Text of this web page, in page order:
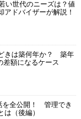
い世代のニーズは？値
ドバイザーが解説！
きは築何年か？ 築年
差額になるケース
を全公開！ 管理でき
（後編）